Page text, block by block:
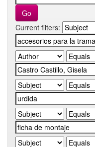
Current filters: